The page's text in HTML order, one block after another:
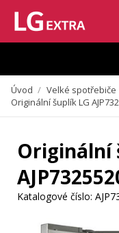
Vzhledem k aktuální
Úvod / Velké spotřebiče
Originální šuplík LG
Originální
Katalogové číslo: